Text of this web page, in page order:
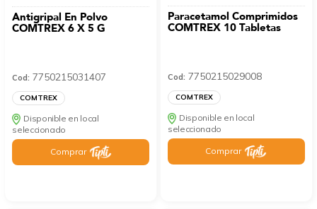
Antigripal En Polvo
COMTREX 6 X 5 G
Cod: 7750215031407
COMTREX
Disponible en local
seleccionado
Comprar
Paracetamol Comprimidos
COMTREX 10 Tabletas
Cod: 7750215029008
COMTREX
Disponible en local
seleccionado
Comprar